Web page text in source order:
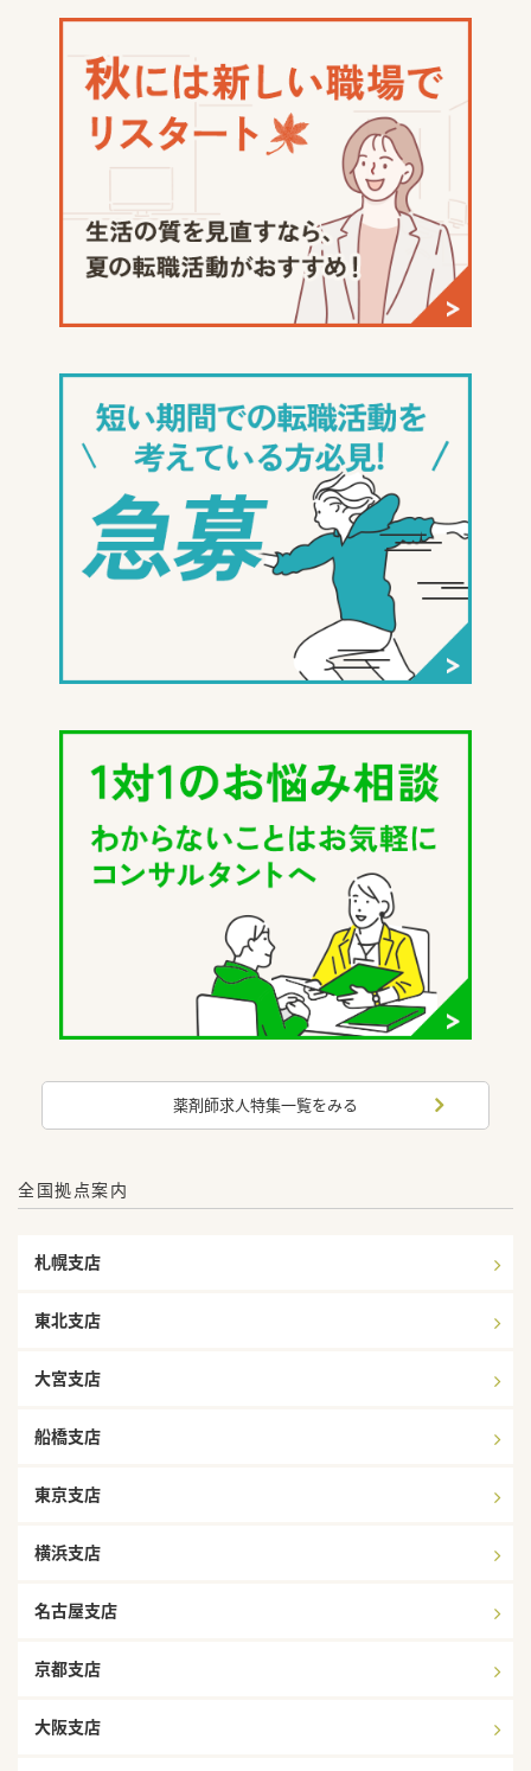
薬剤師求人特集一覧をみる
全国拠点案内
札幌支店
東北支店
大宮支店
船橋支店
東京支店
横浜支店
名古屋支店
京都支店
大阪支店